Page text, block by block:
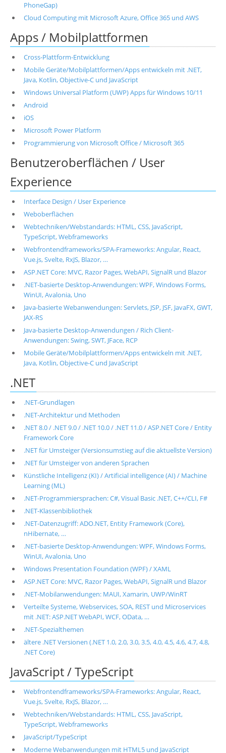
PhoneGap)
Cloud Computing mit Microsoft Azure, Office 365 und AWS
Apps / Mobilplattformen
Cross-Plattform-Entwicklung
Mobile Geräte/Mobilplattformen/Apps entwickeln mit .NET,
Java, Kotlin, Objective-C und JavaScript
Windows Universal Platform (UWP) Apps für Windows 10/11
Android
iOS
Microsoft Power Platform
Programmierung von Microsoft Office / Microsoft 365
Benutzeroberflächen / User
Experience
Interface Design / User Experience
Weboberflächen
Webtechniken/Webstandards: HTML, CSS, JavaScript,
TypeScript, Webframeworks
Webfrontendframeworks/SPA-Frameworks: Angular, React,
Vue.js, Svelte, RxJS, Blazor, …
ASP.NET Core: MVC, Razor Pages, WebAPI, SignalR und Blazor
.NET-basierte Desktop-Anwendungen: WPF, Windows Forms,
WinUI, Avalonia, Uno
Java-basierte Webanwendungen: Servlets, JSP, JSF, JavaFX, GWT,
JAX-RS
Java-basierte Desktop-Anwendungen / Rich Client-
Anwendungen: Swing, SWT, JFace, RCP
Mobile Geräte/Mobilplattformen/Apps entwickeln mit .NET,
Java, Kotlin, Objective-C und JavaScript
.NET
.NET-Grundlagen
.NET-Architektur und Methoden
.NET 8.0 / .NET 9.0 / .NET 10.0 / .NET 11.0 / ASP.NET Core / Entity
Framework Core
.NET für Umsteiger (Versionsumstieg auf die aktuellste Version)
.NET für Umsteiger von anderen Sprachen
Künstliche Intelligenz (KI) / Artificial intelligence (AI) / Machine
Learning (ML)
.NET-Programmiersprachen: C#, Visual Basic .NET, C++/CLI, F#
.NET-Klassenbibliothek
.NET-Datenzugriff: ADO.NET, Entity Framework (Core),
nHibernate, …
.NET-basierte Desktop-Anwendungen: WPF, Windows Forms,
WinUI, Avalonia, Uno
Windows Presentation Foundation (WPF) / XAML
ASP.NET Core: MVC, Razor Pages, WebAPI, SignalR und Blazor
.NET-Mobilanwendungen: MAUI, Xamarin, UWP/WinRT
Verteilte Systeme, Webservices, SOA, REST und Microservices
mit .NET: ASP.NET WebAPI, WCF, OData, …
.NET-Spezialthemen
ältere .NET Versionen (.NET 1.0, 2.0, 3.0, 3.5, 4.0, 4.5, 4.6, 4.7, 4.8,
.NET Core)
JavaScript / TypeScript
Webfrontendframeworks/SPA-Frameworks: Angular, React,
Vue.js, Svelte, RxJS, Blazor, …
Webtechniken/Webstandards: HTML, CSS, JavaScript,
TypeScript, Webframeworks
JavaScript/TypeScript
Moderne Webanwendungen mit HTML5 und JavaScript